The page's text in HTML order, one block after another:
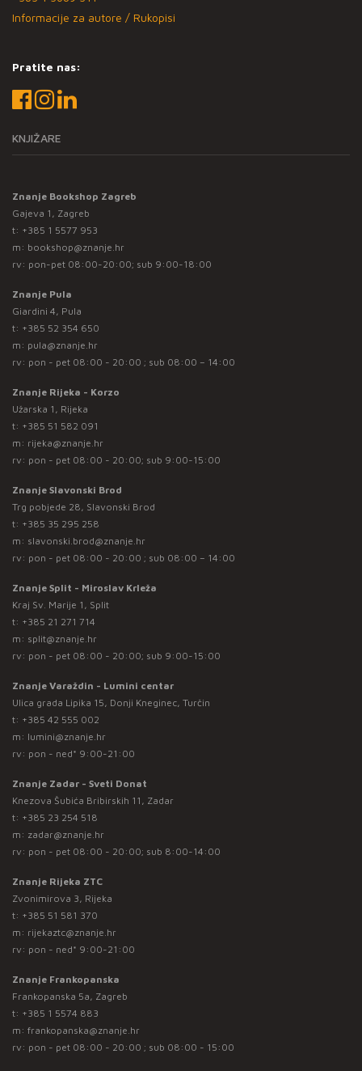
Informacije za autore / Rukopisi
Pratite nas:
KNJIŽARE
Znanje Bookshop Zagreb
Gajeva 1, Zagreb
t: +385 1 5577 953
m: bookshop@znanje.hr
rv: pon-pet 08:00-20:00; sub 9:00-18:00
Znanje Pula
Giardini 4, Pula
t: +385 52 354 650
m: pula@znanje.hr
rv: pon - pet 08:00 - 20:00 ; sub 08:00 – 14:00
Znanje Rijeka - Korzo
Užarska 1, Rijeka
t: +385 51 582 091
m: rijeka@znanje.hr
rv: pon - pet 08:00 - 20:00; sub 9:00-15:00
Znanje Slavonski Brod
Trg pobjede 28, Slavonski Brod
t: +385 35 295 258
m: slavonski.brod@znanje.hr
rv: pon - pet 08:00 - 20:00 ; sub 08:00 – 14:00
Znanje Split - Miroslav Krleža
Kraj Sv. Marije 1, Split
t: +385 21 271 714
m: split@znanje.hr
rv: pon - pet 08:00 - 20:00; sub 9:00-15:00
Znanje Varaždin - Lumini centar
Ulica grada Lipika 15, Donji Kneginec, Turčin
t: +385 42 555 002
m: lumini@znanje.hr
rv: pon - ned* 9:00-21:00
Znanje Zadar - Sveti Donat
Knezova Šubića Bribirskih 11, Zadar
t: +385 23 254 518
m: zadar@znanje.hr
rv: pon - pet 08:00 - 20:00; sub 8:00-14:00
Znanje Rijeka ZTC
Zvonimirova 3, Rijeka
t: +385 51 581 370
m: rijekaztc@znanje.hr
rv: pon - ned* 9:00-21:00
Znanje Frankopanska
Frankopanska 5a, Zagreb
t: +385 1 5574 883
m: frankopanska@znanje.hr
rv: pon - pet 08:00 - 20:00 ; sub 08:00 - 15:00